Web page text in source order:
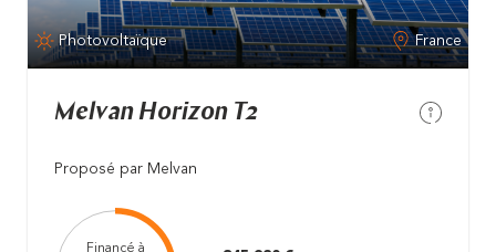
Photovoltaïque France
Melvan Horizon T2
Proposé par Melvan
Financé à